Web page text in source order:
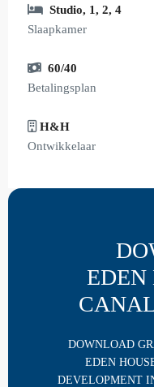
Studio, 1, 2, 4
Slaapkamer
60/40
Betalingsplan
H&H
Ontwikkelaar
EDEN
DOWNLOAD
EDEN
DEVELOPMENT